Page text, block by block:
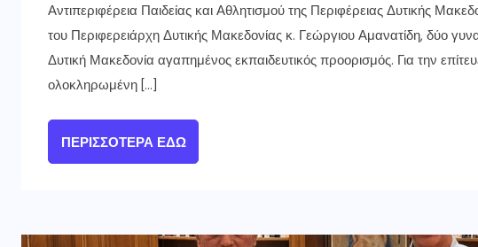
Αντιπεριφέρεια Παιδείας και Αθλητισμού της Περιφέρειας Δυτικής
του Περιφερειάρχη Δυτικής Μακεδονίας κ. Γεώργιου Αμανατίδη, δύο
Δυτική Μακεδονία αγαπημένος εκπαιδευτικός προορισμός. Για την
ολοκληρωμένη […]
ΠΕΡΙΣΣΌΤΕΡΑ ΕΔΏ